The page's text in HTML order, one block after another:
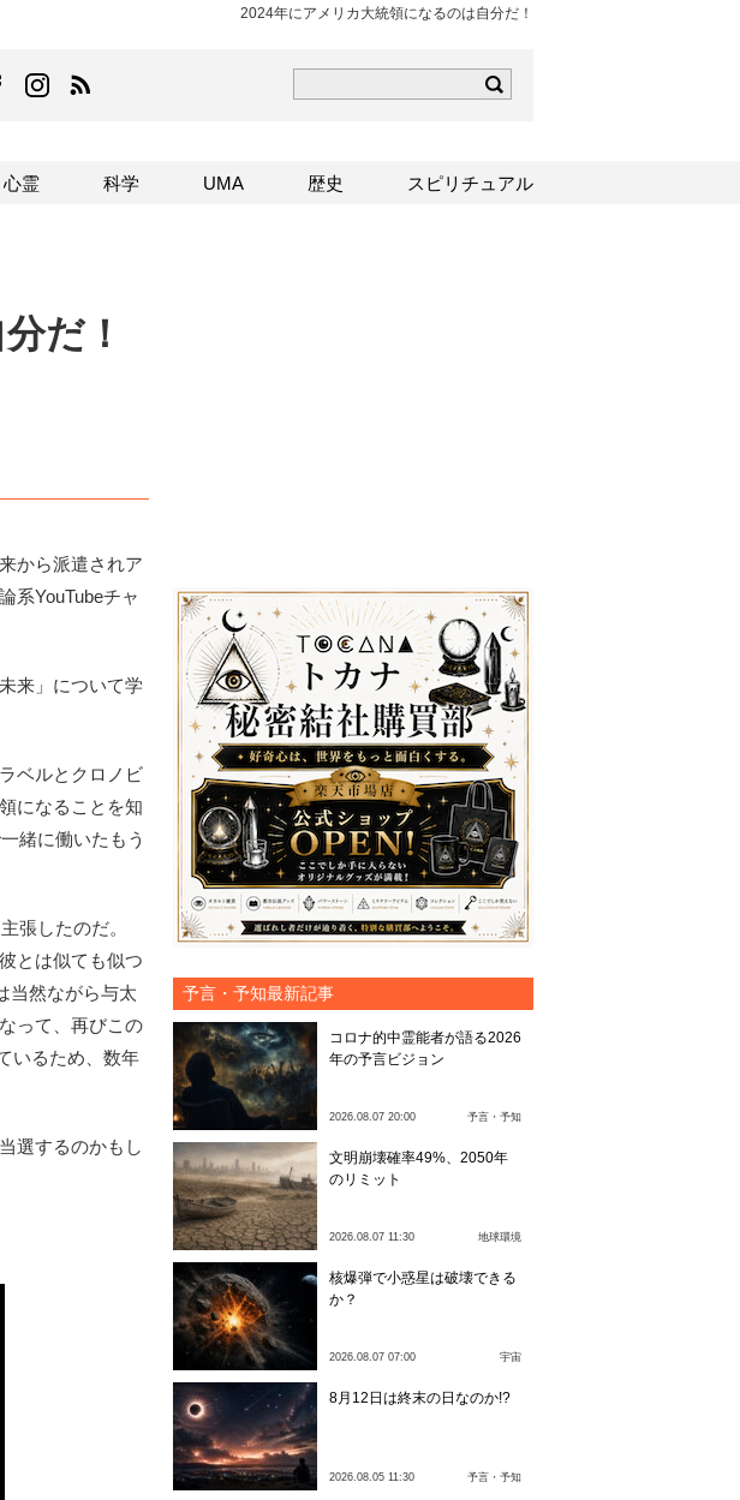
2024年にアメリカ大統領になるのは自分だ！
TOCANAのFacebookはこちら
TOCANAのinstagramはこちら
だ！
から派遣されア
系YouTubeチャ
来」について学
ベルとクロノビ
になることを知
緒に働いたもう
張したのだ。
とは似ても似つ
当然ながら与太
って、再びこの
いるため、数年
選するのかもし
予言・予知最新記事
コロナ的中霊能者が語る2026
年の予言ビジョン
2026.08.07 20:00 予言・予知
文明崩壊確率49%、2050年
のリミット
2026.08.07 11:30 地球環境
核爆弾で小惑星は破壊できる
か？
2026.08.07 07:00 宇宙
8月12日は終末の日なのか!?
2026.08.05 11:30 予言・予知
心霊 科学 UMA 歴史 スピリチュアル